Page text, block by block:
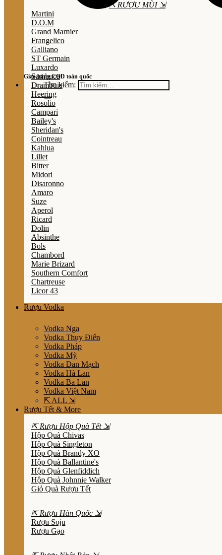
Giao hàng COD toàn quốc
Tìm kiếm:
⇱ RƯỢU MÙI ⇲
Martini
D.O.M
Grand Marnier
Frangelico
Galliano
ST Germain
Luxardo
Sambuca
Drambuie
Heering
Rosolio
Campari
Bailey's
Sheridan's
Cointreau
Kahlua
Lillet
Bitter
Midori
Disaronno
Amaro
Suze
Aperol
Ricard
Dolin
Absinthe
Bols
Chambord
Marie Brizard
Southern Comfort
Chartreuse
Licor 43
Rượu Vodka
Vodka Nga
Vodka Thụy Điển
Vodka Pháp
Vodka Mỹ
Vodka Đan Mạch
Vodka Hà Lan
Vodka Ba Lan
Vodka Việt Nam
⇱ ALL ⇲
Rượu Tết & More
⇱ Rượu Hộp Quà Tết ⇲
Hộp Quà Chivas
Hộp Quà Singleton
Hộp Quà Brandy XO
Hộp Quà Ballantine's
Hộp Quà Glenfiddich
Hộp Quà Johnnie Walker
Giỏ Quà Rượu Tết
⇱ Rượu Hàn Quốc ⇲
Rượu Soju
Rượu Gạo